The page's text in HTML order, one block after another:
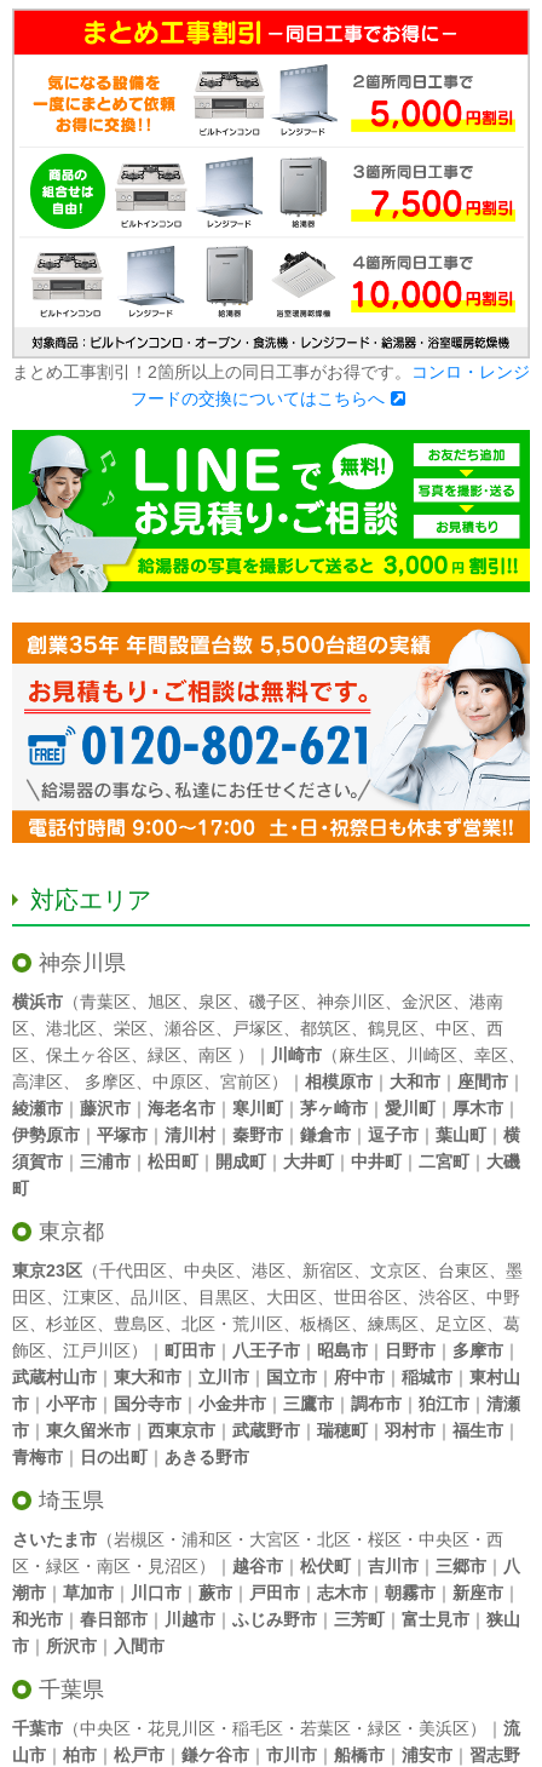
まとめ工事割引！2箇所以上の同日工事がお得です。
コンロ・レンジ
フードの交換についてはこちらへ
対応エリア
神奈川県
横浜市 （青葉区 旭区 泉区 磯子区 神奈川区 金沢区
港南
区
港北区 栄区 瀬谷区 戸塚区 都筑区 鶴見区 中区
西
区
保土ヶ谷区 緑区 南区 ）｜ 川崎市 （麻生区 川崎区 幸区
高津区
多摩区 中原区 宮前区）｜ 相模原市 ｜ 大和市 ｜ 座間市 ｜
綾瀬市 ｜ 藤沢市 ｜ 海老名市 ｜ 寒川町｜ 茅ヶ崎市 ｜ 愛川町｜ 厚木市 ｜
伊勢原市 ｜ 平塚市 ｜ 清川村｜ 秦野市 ｜ 鎌倉市 ｜ 逗子市 ｜ 葉山町｜ 横
須賀市 ｜ 三浦市 ｜ 松田町｜ 開成町｜ 大井町｜ 中井町｜ 二宮町｜ 大磯
町
東京都
東京23区 （千代田区 中央区 港区 新宿区 文京区 台東区
墨
田区
江東区 品川区 目黒区 大田区 世田谷区 渋谷区
中野
区
杉並区 豊島区 北区 ・ 荒川区 板橋区 練馬区 足立区
葛
飾区
江戸川区）｜ 町田市 ｜ 八王子市 ｜ 昭島市 ｜ 日野市 ｜ 多摩市 ｜
武蔵村山市 ｜ 東大和市 ｜ 立川市 ｜ 国立市 ｜ 府中市 ｜ 稲城市 ｜ 東村山
市 ｜ 小平市 ｜ 国分寺市 ｜ 小金井市 ｜ 三鷹市 ｜ 調布市 ｜ 狛江市 ｜ 清瀬
市 ｜ 東久留米市 ｜ 西東京市 ｜ 武蔵野市 ｜ 瑞穂町｜ 羽村市 ｜ 福生市 ｜
青梅市 ｜ 日の出町｜ あきる野市
埼玉県
さいたま市 （岩槻区・浦和区・大宮区・北区・桜区・中央区・西
区・緑区・南区・見沼区）｜ 越谷市 ｜ 松伏町｜ 吉川市 ｜ 三郷市 ｜ 八
潮市 ｜ 草加市 ｜ 川口市 ｜ 蕨市 ｜ 戸田市 ｜ 志木市 ｜ 朝霧市 ｜ 新座市 ｜
和光市 ｜ 春日部市 ｜ 川越市 ｜ ふじみ野市 ｜ 三芳町｜ 富士見市 ｜ 狭山
市 ｜ 所沢市 ｜ 入間市
千葉県
千葉市 （中央区・花見川区・稲毛区・若葉区・緑区・美浜区）｜ 流
山市 ｜ 柏市 ｜ 松戸市 ｜ 鎌ケ谷市 ｜ 市川市 ｜ 船橋市 ｜ 浦安市 ｜ 習志野